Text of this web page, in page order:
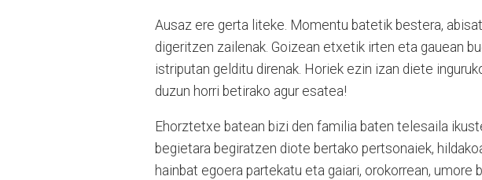
Ausaz ere gerta liteke. Momentu batetik bestera,
digeritzen zailenak. Goizean etxetik irten eta gauean
istriputan gelditu direnak. Horiek ezin izan diete
duzun horri betirako agur esatea!
Ehorztetxe batean bizi den familia baten telesaila
begietara begiratzen diote bertako pertsonaiek,
hainbat egoera partekatu eta gaiari, orokorrean,